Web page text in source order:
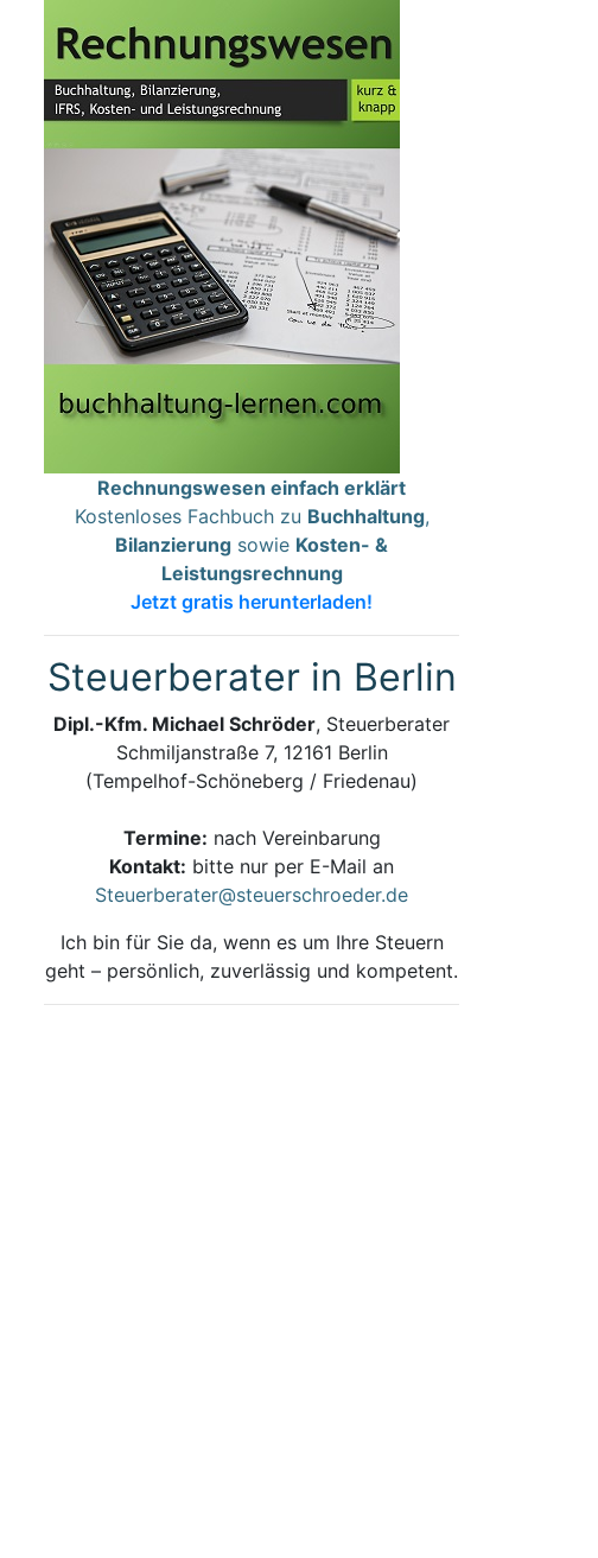
Rechnungswesen einfach erklärt
Kostenloses Fachbuch zu Buchhaltung,
Bilanzierung sowie Kosten- &
Leistungsrechnung
Jetzt gratis herunterladen!
Steuerberater in Berlin
Dipl.-Kfm. Michael Schröder, Steuerberater
Schmiljanstraße 7, 12161 Berlin
(Tempelhof-Schöneberg / Friedenau)
Termine: nach Vereinbarung
Kontakt: bitte nur per E-Mail an
Steuerberater@steuerschroeder.de
Ich bin für Sie da, wenn es um Ihre Steuern
geht – persönlich, zuverlässig und kompetent.